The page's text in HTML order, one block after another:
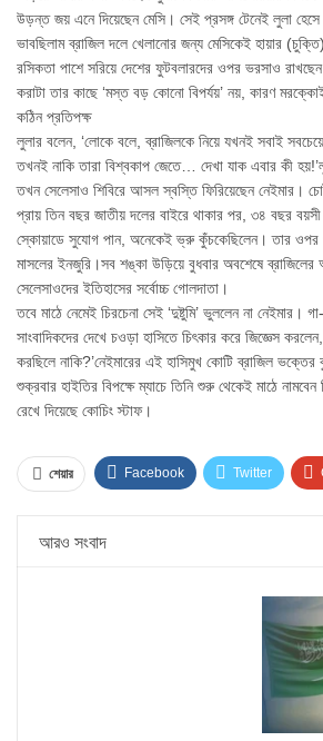
উড়ন্ত জয় এনে দিয়েছেন মেসি। সেই প্রসঙ্গ টেনেই লুলা
ভাবছিলাম ব্রাজিল দলে খেলানোর জন্য মেসিকেই হায়ার
রসিকতা পাশে সরিয়ে দেশের ফুটবলারদের ওপর ভরসাও
করাটা তার কাছে ‘মস্ত বড় কোনো বিপর্যয়’ নয়, কারণ
কঠিন প্রতিপক্ষ
লুলার বলেন, ‘লোকে বলে, ব্রাজিলকে নিয়ে যখনই সবাই
তখনই নাকি তারা বিশ্বকাপ জেতে… দেখা যাক এবার কী
তখন সেলেসাও শিবিরে আসল স্বস্তি ফিরিয়েছেন নেইমার।
প্রায় তিন বছর জাতীয় দলের বাইরে থাকার পর, ৩৪ বছর
স্কোয়াডে সুযোগ পান, অনেকেই ভ্রু কুঁচকেছিলেন। তার ওপর
মাসলের ইনজুরি।সব শঙ্কা উড়িয়ে বুধবার অবশেষে ব্রাজিলের
সেলেসাওদের ইতিহাসের সর্বোচ্চ গোলদাতা।
তবে মাঠে নেমেই চিরচেনা সেই ‘দুষ্টুমি’ ভুললেন না নেইমার।
সাংবাদিকদের দেখে চওড়া হাসিতে চিৎকার করে জিজ্ঞেস
করছিলে নাকি?’নেইমারের এই হাসিমুখ কোটি ব্রাজিল
শুক্রবার হাইতির বিপক্ষে ম্যাচে তিনি শুরু থেকেই মাঠে
রেখে দিয়েছে কোচিং স্টাফ।
শেয়ার Facebook Twitter
আরও সংবাদ